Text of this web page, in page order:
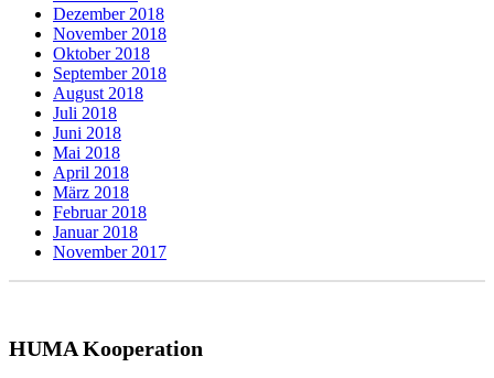
Dezember 2018
November 2018
Oktober 2018
September 2018
August 2018
Juli 2018
Juni 2018
Mai 2018
April 2018
März 2018
Februar 2018
Januar 2018
November 2017
HUMA Kooperation